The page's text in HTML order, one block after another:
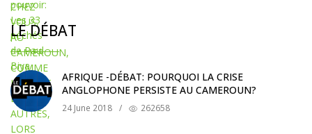
LE DÉBAT
AFRIQUE -DÉBAT: POURQUOI LA CRISE
ANGLOPHONE PERSISTE AU CAMEROUN?
24 June 2018 / 262658